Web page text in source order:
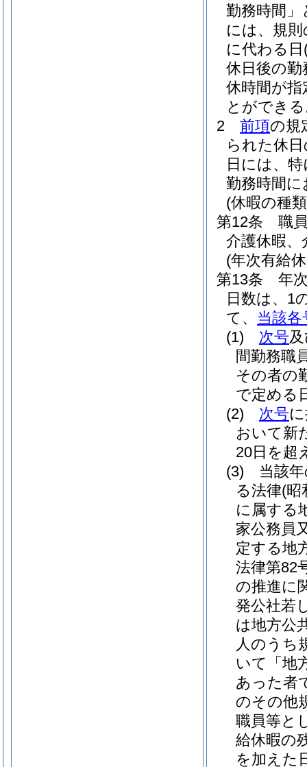
勤務時間」
には、規
に代わる日
休日後の勤
休時間が
とができ
2
前項の規
られた休
日には、
勤務時間
(休暇の種
第12条
職
介護休暇、
(年次有給
第13条
年
日数は、1
て、 当該各
(1)
次号
間勤務職
その者の
で定める
(2)
次号
おいて新
20日を超
(3)
当該
る法律(昭
に属する
家公務員
定する地
法律第82
の推進に
発公社若
は地方公
人のうち
いて「地
あった者
のその他
職員等と
給休暇の
を加えた